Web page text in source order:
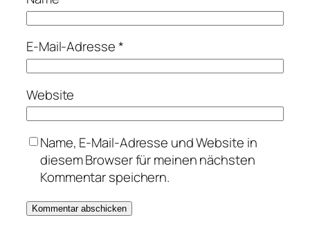
E-Mail-Adresse*
Website
Name, E-Mail-Adresse und Website in
diesem Browser für meinen nächsten
Kommentar speichern.